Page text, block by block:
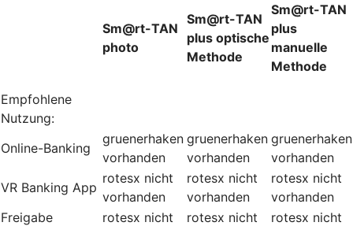
Sm@rt-TAN
photo
Sm@rt-TAN
plus optische
Methode
Sm@rt-TAN
plus
manuelle
Methode
Empfohlene
Nutzung:
Online-Banking
gruenerhaken
vorhanden
gruenerhaken
vorhanden
gruenerhaken
vorhanden
VR Banking App
rotesx nicht
vorhanden
rotesx nicht
vorhanden
rotesx nicht
vorhanden
Freigabe
rotesx nicht
rotesx nicht
rotesx nicht